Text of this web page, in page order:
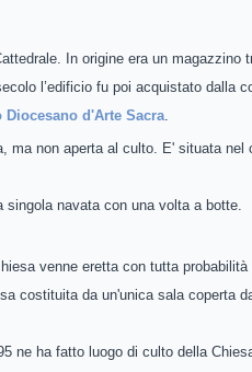
In origine era un magazzino
l’edificio fu poi acquistato dalla
Diocesano d'Arte Sacra.
ma non aperta al culto. E' situata nel
singola navata con una volta a botte.
venne eretta con tutta
costituita da un'unica sala coperta
ne ha fatto luogo di culto della